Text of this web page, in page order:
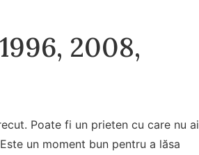
2008,
Poate fi un prieten cu care nu ai
un moment bun pentru a lăsa